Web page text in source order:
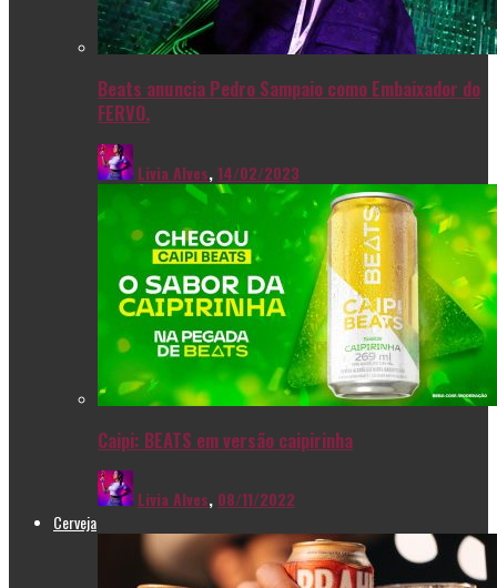
Beats anuncia Pedro Sampaio como Embaixador do
FERVO.
Livia Alves,14/02/2023
Caipi: BEATS em versão caipirinha
Livia Alves, 08/11/2022
Cerveja